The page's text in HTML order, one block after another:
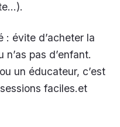
: évite d’acheter la
pas d’enfant.
un éducateur, c’est
faciles.et